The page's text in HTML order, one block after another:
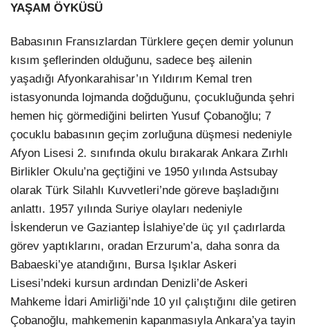
YAŞAM ÖYKÜSÜ
Babasının Fransızlardan Türklere geçen demir yolunun
kısım şeflerinden olduğunu, sadece beş ailenin
yaşadığı Afyonkarahisar’ın Yıldırım Kemal tren
istasyonunda lojmanda doğduğunu, çocukluğunda şehri
hemen hiç görmediğini belirten Yusuf Çobanoğlu; 7
çocuklu babasının geçim zorluğuna düşmesi nedeniyle
Afyon Lisesi 2. sınıfında okulu bırakarak Ankara Zırhlı
Birlikler Okulu’na geçtiğini ve 1950 yılında Astsubay
olarak Türk Silahlı Kuvvetleri’nde göreve başladığını
anlattı. 1957 yılında Suriye olayları nedeniyle
İskenderun ve Gaziantep İslahiye’de üç yıl çadırlarda
görev yaptıklarını, oradan Erzurum’a, daha sonra da
Babaeski’ye atandığını, Bursa Işıklar Askeri
Lisesi’ndeki kursun ardından Denizli’de Askeri
Mahkeme İdari Amirliği’nde 10 yıl çalıştığını dile getiren
Çobanoğlu, mahkemenin kapanmasıyla Ankara’ya tayin